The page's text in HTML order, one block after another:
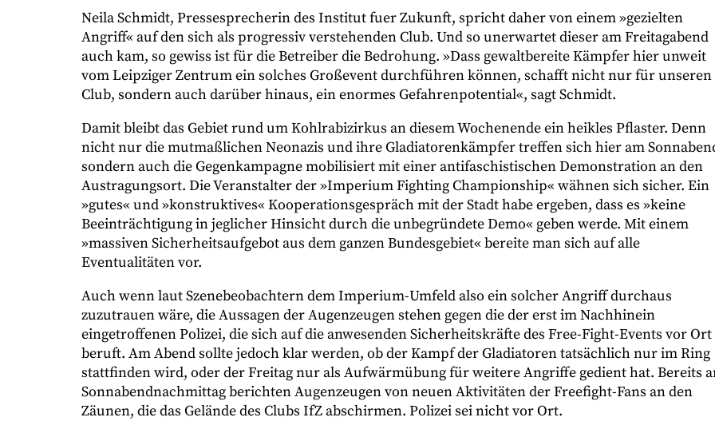
Neila Schmidt, Pressesprecherin des Institut fuer Zukunft, spricht daher von einem »gezielten
Angriff« auf den sich als progressiv verstehenden Club. Und so unerwartet dieser am Freitagabend
auch kam, so gewiss ist für die Betreiber die Bedrohung. »Dass gewaltbereite Kämpfer hier unweit
vom Leipziger Zentrum ein solches Großevent durchführen können, schafft nicht nur für unseren
Club, sondern auch darüber hinaus, ein enormes Gefahrenpotential«, sagt Schmidt.
Damit bleibt das Gebiet rund um Kohlrabizirkus an diesem Wochenende ein heikles Pflaster. Denn
nicht nur die mutmaßlichen Neonazis und ihre Gladiatorenkämpfer treffen sich hier am
sondern auch die Gegenkampagne mobilisiert mit einer antifaschistischen Demonstration an den
Austragungsort. Die Veranstalter der »Imperium Fighting Championship« wähnen sich sicher. Ein
»gutes« und »konstruktives« Kooperationsgespräch mit der Stadt habe ergeben, dass es »keine
Beeinträchtigung in jeglicher Hinsicht durch die unbegründete Demo« geben werde. Mit einem
»massiven Sicherheitsaufgebot aus dem ganzen Bundesgebiet« bereite man sich auf alle
Eventualitäten vor.
Auch wenn laut Szenebeobachtern dem Imperium-Umfeld also ein solcher Angriff durchaus
zuzutrauen wäre, die Aussagen der Augenzeugen stehen gegen die der erst im Nachhinein
eingetroffenen Polizei, die sich auf die anwesenden Sicherheitskräfte des Free-Fight-Events vor Ort
beruft. Am Abend sollte jedoch klar werden, ob der Kampf der Gladiatoren tatsächlich nur im Ring
stattfinden wird, oder der Freitag nur als Aufwärmübung für weitere Angriffe gedient hat. Bereits
Sonnabendnachmittag berichten Augenzeugen von neuen Aktivitäten der Freefight-Fans an den
Zäunen, die das Gelände des Clubs IfZ abschirmen. Polizei sei nicht vor Ort.